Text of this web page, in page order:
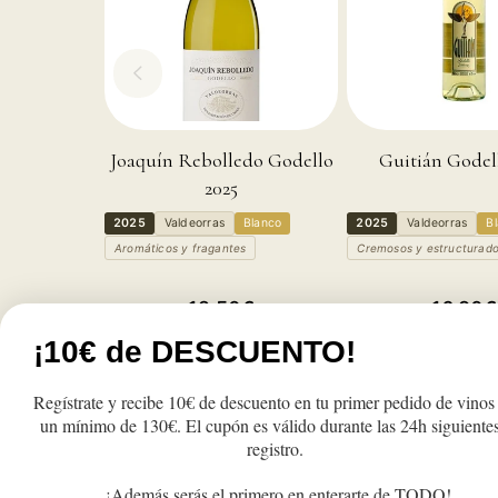
Joaquín Rebolledo Godello
2025
2025 Valdeorras Blanco
Aromáticos y fragantes
Precio
12,50€
Reducir
para
Viñaredo
Godello
Aumentar
Viñaredo
Godello
2025
Añadir a la cesta
Guitián
2025 Valdeorras
Cremosos y
Precio
16,90€
para
Viñaredo
Godello
Añadir a la
¡10€ de DESCUENTO!
Regístrate y recibe 10€ de descuento en tu primer pedido de
un mínimo de 130€. El cupón es válido durante las 24h
registro.